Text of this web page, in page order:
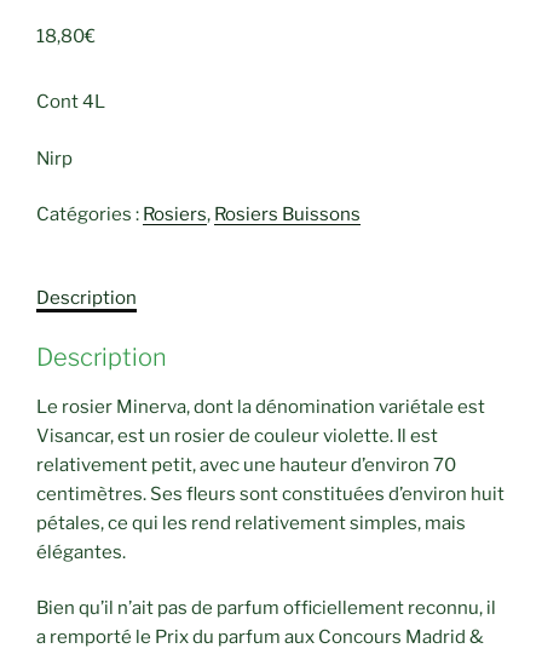
18,80€
Cont 4L
Nirp
Catégories : Rosiers, Rosiers Buissons
Description
Description
Le rosier Minerva, dont la dénomination variétale est
Visancar, est un rosier de couleur violette. Il est
relativement petit, avec une hauteur d’environ 70
centimètres. Ses fleurs sont constituées d’environ huit
pétales, ce qui les rend relativement simples, mais
élégantes.
Bien qu’il n’ait pas de parfum officiellement reconnu, il
a remporté le Prix du parfum aux Concours Madrid &